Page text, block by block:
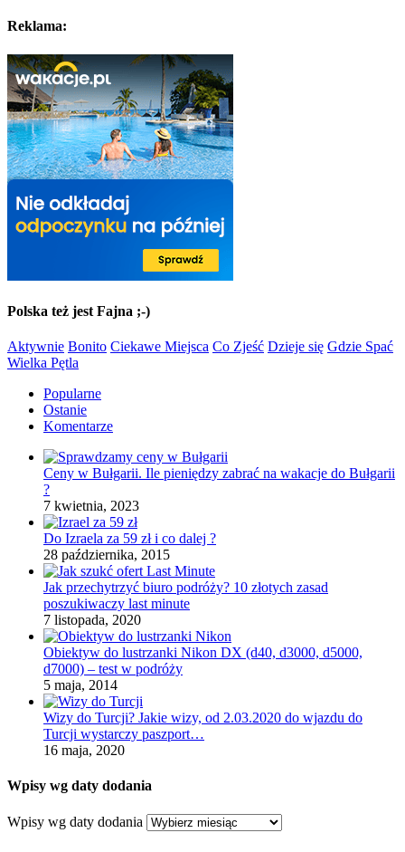
Reklama:
Polska też jest Fajna ;-)
Aktywnie Bonito Ciekawe Miejsca Co Zjeść Dzieje się Gdzie Spać
Wielka Pętla
Popularne
Ostanie
Komentarze
Ceny w Bułgarii. Ile pieniędzy zabrać na wakacje do Bułgarii
?
7 kwietnia, 2023
Do Izraela za 59 zł i co dalej ?
28 października, 2015
Jak przechytrzyć biuro podróży? 10 złotych zasad
poszukiwaczy last minute
7 listopada, 2020
Obiektyw do lustrzanki Nikon DX (d40, d3000, d5000,
d7000) – test w podróży
5 maja, 2014
Wizy do Turcji? Jakie wizy, od 2.03.2020 do wjazdu do
Turcji wystarczy paszport…
16 maja, 2020
Wpisy wg daty dodania
Wpisy wg daty dodania